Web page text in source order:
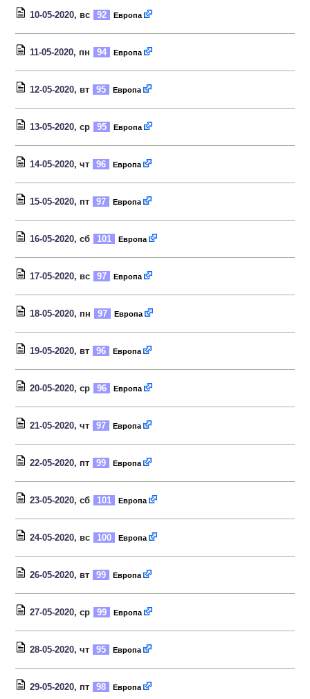
10-05-2020, вс 92 Европа
11-05-2020, пн 94 Европа
12-05-2020, вт 95 Европа
13-05-2020, ср 95 Европа
14-05-2020, чт 96 Европа
15-05-2020, пт 97 Европа
16-05-2020, сб 101 Европа
17-05-2020, вс 97 Европа
18-05-2020, пн 97 Европа
19-05-2020, вт 96 Европа
20-05-2020, ср 96 Европа
21-05-2020, чт 97 Европа
22-05-2020, пт 99 Европа
23-05-2020, сб 101 Европа
24-05-2020, вс 100 Европа
26-05-2020, вт 99 Европа
27-05-2020, ср 99 Европа
28-05-2020, чт 95 Европа
29-05-2020, пт 98 Европа